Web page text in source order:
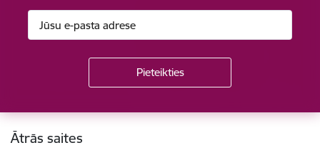
Kājene
Ātrās saites